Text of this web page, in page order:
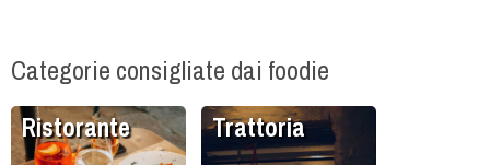
Categorie consigliate dai foodie
Ristorante Trattoria